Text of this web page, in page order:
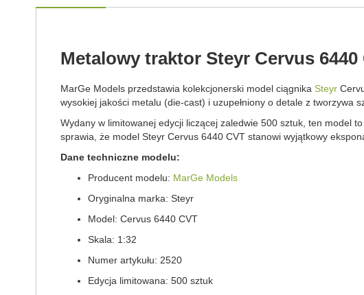
beginning
galleryMetalowy traktor Steyr Cervus 6440
MarGe Models przedstawia kolekcjonerski model ciągnika Steyr
wysokiej jakości metalu (die-cast) i uzupełniony o detale z tworzywa
Wydany w limitowanej edycji liczącej zaledwie 500 sztuk, ten model
sprawia, że model Steyr Cervus 6440 CVT stanowi wyjątkowy
Dane techniczne modelu:
Producent modelu: MarGe Models
Oryginalna marka: Steyr
Model: Cervus 6440 CVT
Skala: 1:32
Numer artykułu: 2520
Edycja limitowana: 500 sztuk